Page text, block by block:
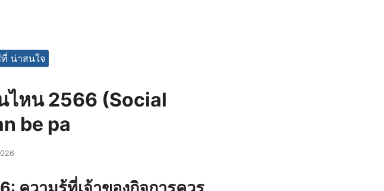
น่าสนใจ
ไหน 2566 (Social
be pa